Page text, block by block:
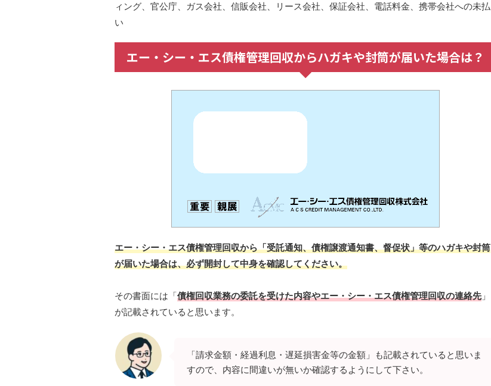
ィング、官公庁、ガス会社、信販会社、リース会社、保証会社、電話料金、携帯会社への未払
い
エー・シー・エス債権管理回収からハガキや封筒が届いた場合は？
エー・シー・エス債権管理回収から「受託通知、債権譲渡通知書、督促状」等のハガキや封筒
が届いた場合は、必ず開封して中身を確認してください。
その書面には「債権回収業務の委託を受けた内容やエー・シー・エス債権管理回収の連絡先」
が記載されていると思います。
「請求金額・経過利息・遅延損害金等の金額」も記載されていると思いま
すので、内容に間違いが無いか確認するようにして下さい。